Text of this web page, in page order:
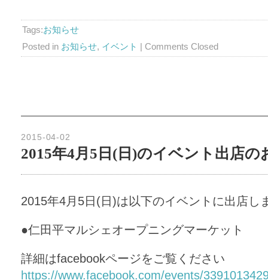
Tags:お知らせ
Posted in お知らせ, イベント | Comments Closed
2015-04-02
2015年4月5日(日)のイベント出店の
2015年4月5日(日)は以下のイベントに出店し
●仁田平マルシェオープニングマーケット
詳細はfacebookページをご覧ください
https://www.facebook.com/events/